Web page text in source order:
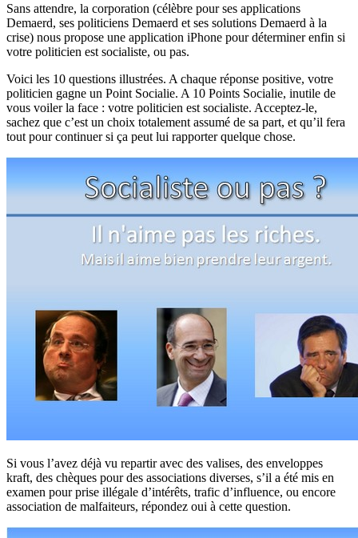
Sans attendre, la corporation (célèbre pour ses applications
Demaerd, ses politiciens Demaerd et ses solutions Demaerd à la
crise) nous propose une application iPhone pour déterminer enfin si
votre politicien est socialiste, ou pas.
Voici les 10 questions illustrées. A chaque réponse positive, votre
politicien gagne un Point Socialie. A 10 Points Socialie, inutile de
vous voiler la face : votre politicien est socialiste. Acceptez-le,
sachez que c’est un choix totalement assumé de sa part, et qu’il fera
tout pour continuer si ça peut lui rapporter quelque chose.
Si vous l’avez déjà vu repartir avec des valises, des enveloppes
kraft, des chèques pour des associations diverses, s’il a été mis en
examen pour prise illégale d’intérêts, trafic d’influence, ou encore
association de malfaiteurs, répondez oui à cette question.